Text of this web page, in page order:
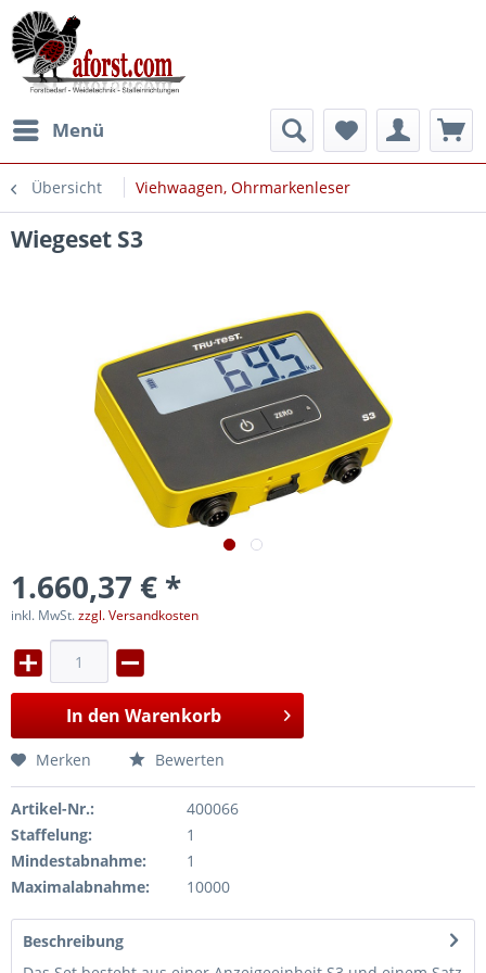
Menü
Übersicht Viehwaagen, Ohrmarkenleser
Wiegeset S3
1.660,37 € *
inkl. MwSt.zzgl. Versandkosten
In den Warenkorb
Merken Bewerten
Artikel-Nr.:
400066
Staffelung:
1
Mindestabnahme:
1
Maximalabnahme:
10000
Beschreibung